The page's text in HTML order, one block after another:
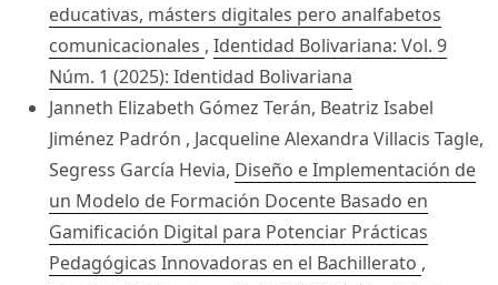
educativas, másters digitales pero analfabetos
comunicacionales , Identidad Bolivariana: Vol. 9
Núm. 1 (2025): Identidad Bolivariana
Janneth Elizabeth Gómez Terán, Beatriz Isabel
Jiménez Padrón , Jacqueline Alexandra Villacis Tagle,
Segress García Hevia, Diseño e Implementación de
un Modelo de Formación Docente Basado en
Gamificación Digital para Potenciar Prácticas
Pedagógicas Innovadoras en el Bachillerato ,